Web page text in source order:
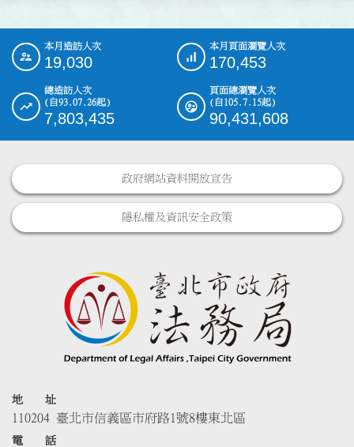
::: 本月造訪人次
19,030
本月頁面瀏覽人次
170,453
總造訪人次
(自93.07.26起)
7,803,435
頁面總瀏覽人次
(自105.7.15起)
90,431,608
政府網站資料開放宣告
隱私權及資訊安全政策
地 址
110204 臺北市信義區市府路1號8樓東北區
電 話